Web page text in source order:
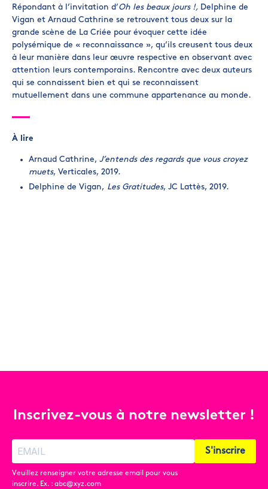
Répondant à l’invitation d’Oh les beaux jours !, Delphine de
Vigan et Arnaud Cathrine se retrouvent tous deux sur la
grande scène de La Criée pour évoquer cette idée
polysémique de « reconnaissance », qu’ils creusent tous deux
à leur manière dans leur œuvre respective en observant avec
attention leurs contemporains. Rencontre avec deux auteurs
qui se connaissent bien et qui se reconnaissent
mutuellement dans une commune appartenance au monde.
À lire
Arnaud Cathrine, J’entends des regards que vous croyez
muets, Verticales, 2019.
Delphine de Vigan, Les Gratitudes, JC Lattès, 2019.
Inscrivez-vous à notre newsletter !
Veuillez renseigner votre adresse email pour vous
inscrire. Ex. : abc@xyz.com
S'inscrire